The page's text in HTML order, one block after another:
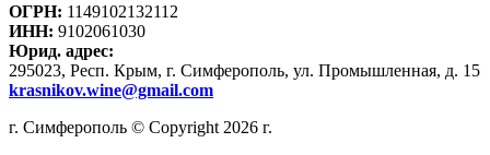
ОГРН: 1149102132112
ИНН: 9102061030
Юрид. адрес:
295023, Респ. Крым, г. Симферополь, ул. Промышленная, д. 15
krasnikov.wine@gmail.com
г. Симферополь © Copyright 2026 г.